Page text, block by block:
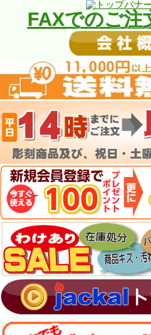
FAXでのご注